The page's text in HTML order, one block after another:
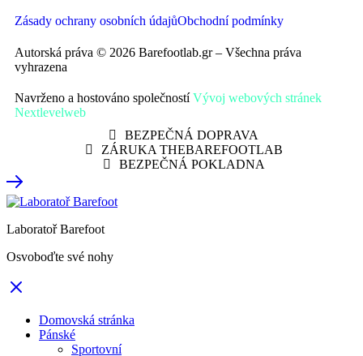
Zásady ochrany osobních údajůObchodní podmínky
Autorská práva © 2026 Barefootlab.gr – Všechna práva
vyhrazena
Navrženo a hostováno společnostíVývoj webových stránek
Nextlevelweb
BEZPEČNÁ DOPRAVA
ZÁRUKA THEBAREFOOTLAB
BEZPEČNÁ POKLADNA
Laboratoř Barefoot
Osvoboďte své nohy
Domovská stránka
Pánské
Sportovní